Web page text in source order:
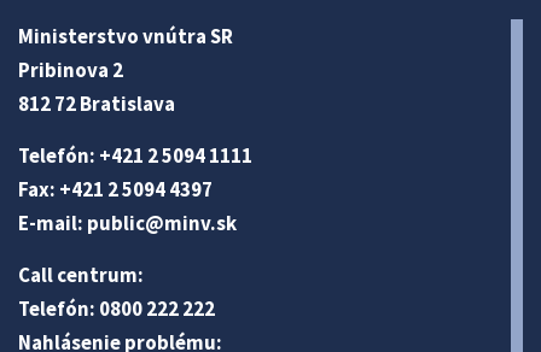
Ministerstvo vnútra SR
Pribinova 2
812 72 Bratislava
Telefón: +421 2 5094 1111
Fax: +421 2 5094 4397
E-mail: public@minv.sk
Call centrum:
Telefón: 0800 222 222
Nahlásenie problému: